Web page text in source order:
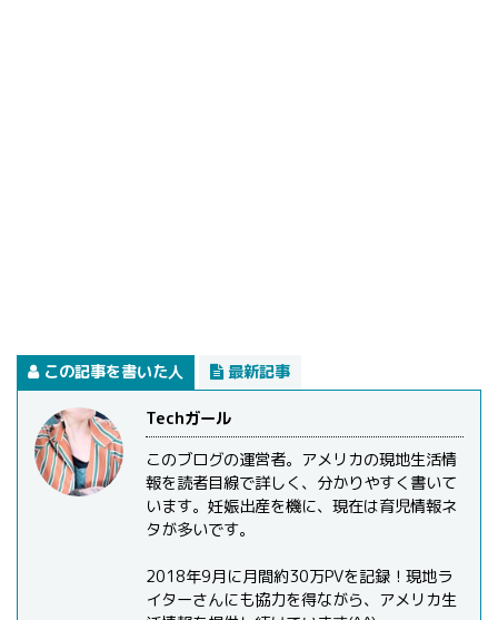
この記事を書いた人 最新記事
Techガール
このブログの運営者。アメリカの現地生活情
報を読者目線で詳しく、分かりやすく書いて
います。妊娠出産を機に、現在は育児情報ネ
タが多いです。
2018年9月に月間約30万PVを記録！現地ラ
イターさんにも協力を得ながら、アメリカ生